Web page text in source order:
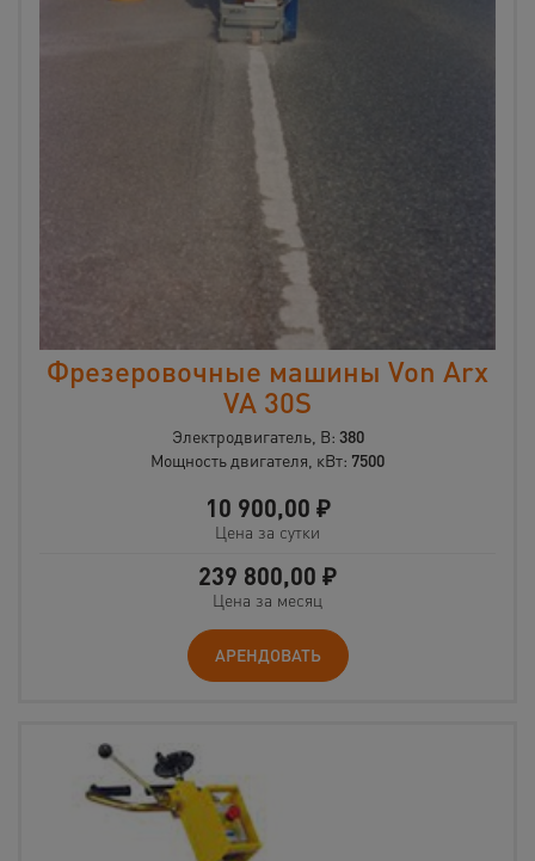
Фрезеровочные машины Von Arx
VA 30S
Электродвигатель, В: 380
Мощность двигателя, кВт: 7500
10 900,00 ₽
Цена за сутки
239 800,00 ₽
Цена за месяц
АРЕНДОВАТЬ